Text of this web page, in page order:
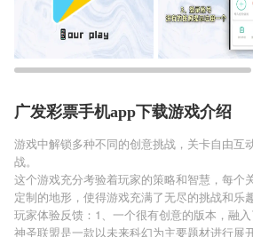
广发彩票手机app下载游戏介绍
游戏中解锁多种不同的创意挑战，关卡自由互
战。
这个游戏充分考验着玩家的策略和智慧，每个
定制的地形，使得游戏充满了无尽的挑战和乐趣
玩家体验反馈：1、一个很有创意的版本，融入
神圣联盟是一款以未来科幻为主要题材进行展